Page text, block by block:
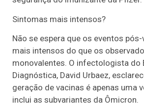
Sintomas mais intensos?
Não se espera que os eventos
mais intensos do que os
monovalentes. O infectologista do
Diagnóstica, David Urbaez,
geração de vacinas é apenas uma
inclui as subvariantes da Ômicron.